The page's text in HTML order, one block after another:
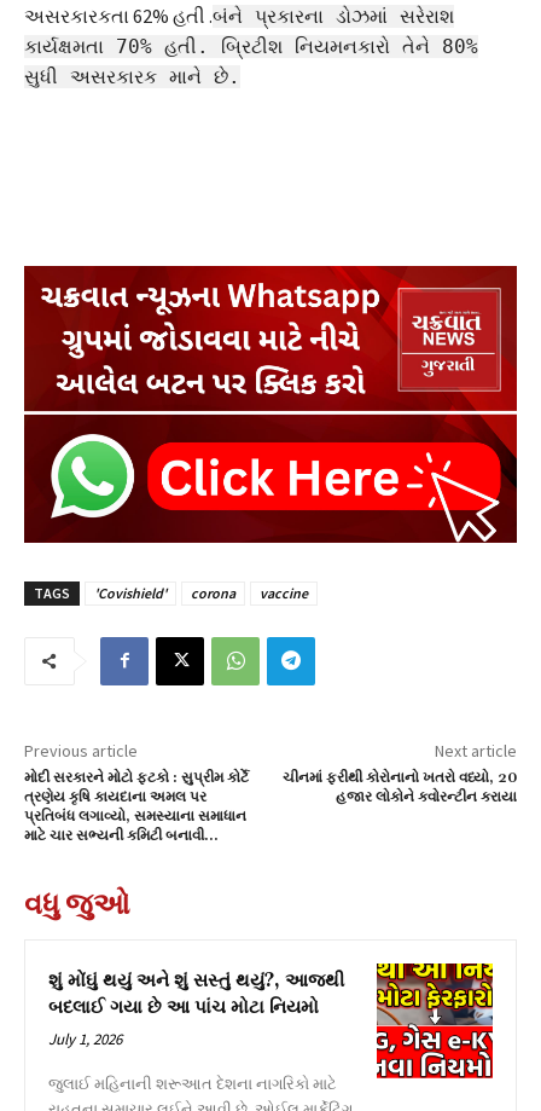
અસરકારકતા 62% હતી .બંને પ્રકારના ડોઝમાં સરેરાશ
કાર્યક્ષમતા 70% હતી. બ્રિટીશ નિયમનકારો તેને 80%
સુધી અસરકારક માને છે.
TAGS 'Covishield' corona vaccine
Previous article
મોદી સરકારને મોટો ફટકો : સુપ્રીમ કોર્ટે
ત્રણેય કૃષિ કાયદાના અમલ પર
પ્રતિબંધ લગાવ્યો, સમસ્યાના સમાધાન
માટે ચાર સભ્યની કમિટી બનાવી…
Next article
ચીનમાં ફરીથી કોરોનાનો ખતરો વધ્યો, 20
હજાર લોકોને ક્વોરન્ટીન કરાયા
વધુ જુઓ
શું મોંઘું થયું અને શું સસ્તું થયું?, આજથી
બદલાઈ ગયા છે આ પાંચ મોટા નિયમો
July 1, 2026
જુલાઈ મહિનાની શરૂઆત દેશના નાગરિકો માટે